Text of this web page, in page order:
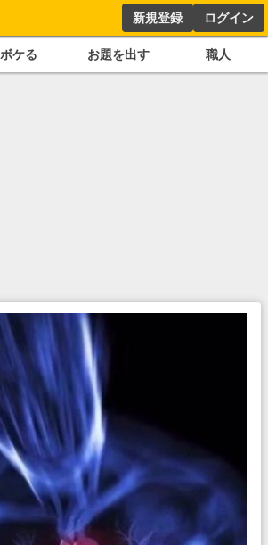
新規登録 ログイン
ボケる お題を出す 職人